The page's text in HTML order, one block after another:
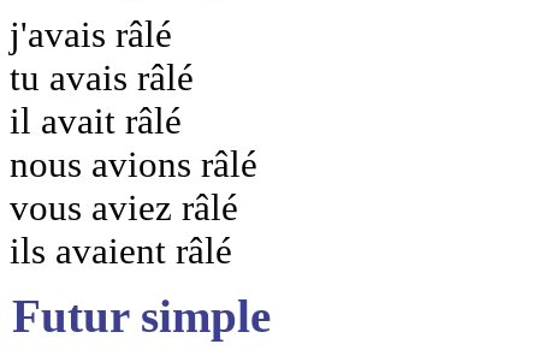
j'avais râlé
tu avais râlé
il avait râlé
nous avions râlé
vous aviez râlé
ils avaient râlé
Futur simple